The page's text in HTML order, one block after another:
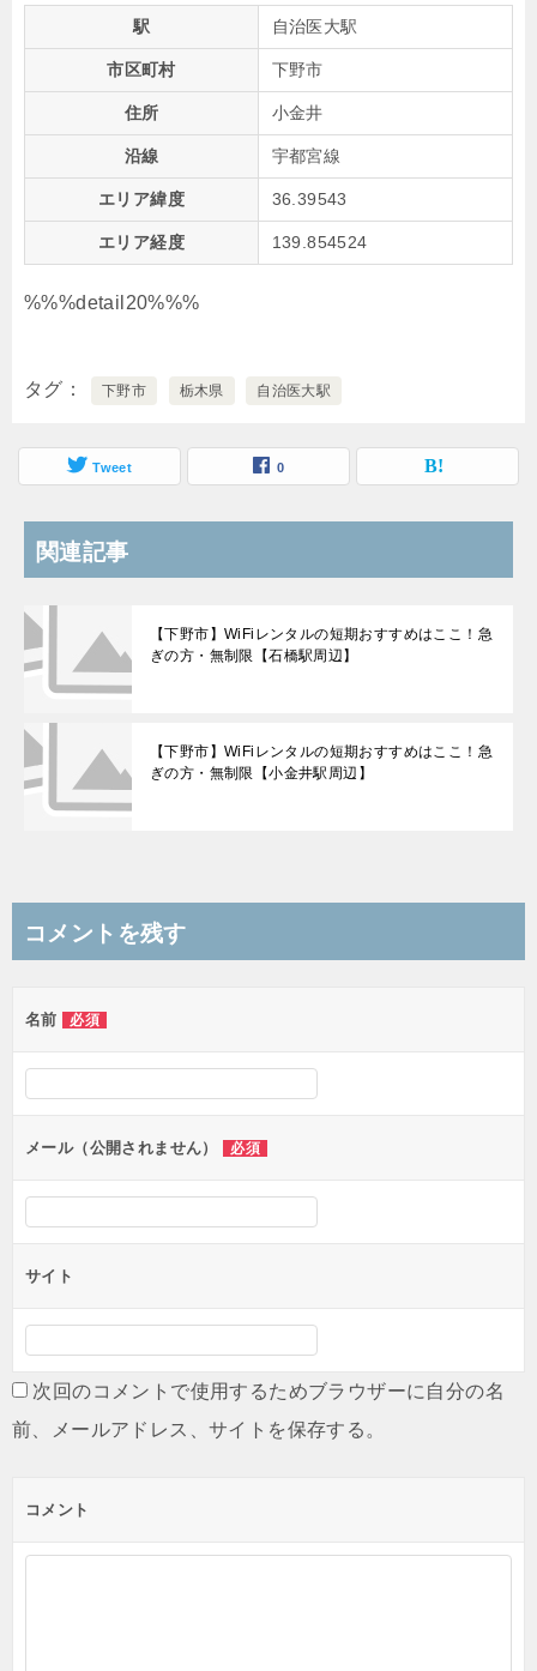
駅 自治医大駅
市区町村 下野市
住所 小金井
沿線 宇都宮線
エリア緯度 36.39543
エリア経度 139.854524
%%%detail20%%%
タグ 下野市 栃木県 自治医大駅
Tweet 0
関連記事
【下野市】WiFiレンタルの短期おすすめはここ！急
ぎの方・無制限【石橋駅周辺】
【下野市】WiFiレンタルの短期おすすめはここ！急
ぎの方・無制限【小金井駅周辺】
コメントを残す
名前 必須
メール（公開されません） 必須
サイト
次回のコメントで使用するためブラウザーに自分の名
前、メールアドレス、サイトを保存する。
コメント